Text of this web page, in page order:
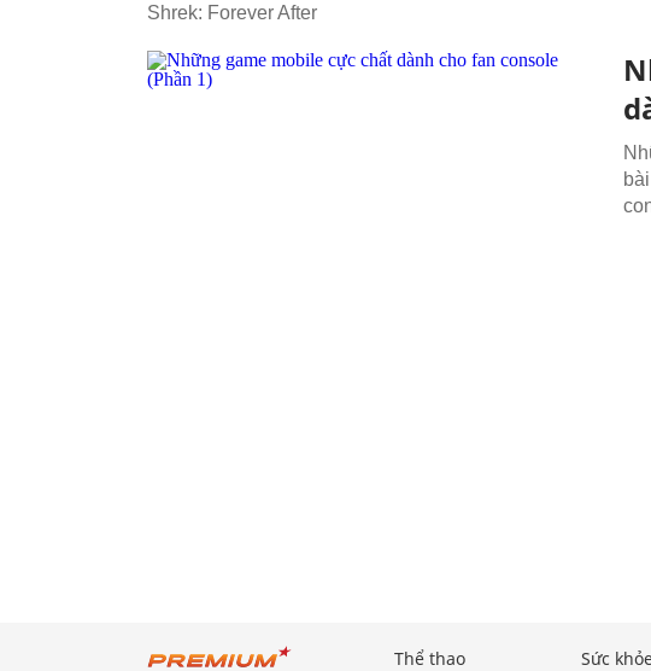
Shrek: Forever After
Thể thao Sức